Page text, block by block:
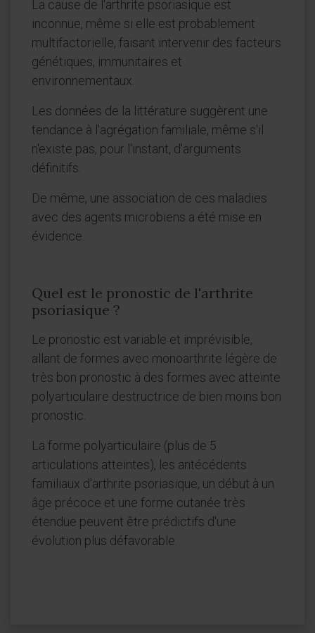
La cause de l'arthrite psoriasique est
inconnue, même si elle est probablement
multifactorielle, faisant intervenir des facteurs
génétiques, immunitaires et
environnementaux.
Les données de la littérature suggèrent une
tendance à l'agrégation familiale, même s'il
n'existe pas, pour l'instant, d'arguments
définitifs.
De même, une association de ces maladies
avec des agents microbiens a été mise en
évidence.
Quel est le pronostic de l'arthrite
psoriasique ?
Le pronostic est variable et imprévisible,
allant de formes avec monoarthrite légère de
très bon pronostic à des formes avec atteinte
polyarticulaire destructrice de bien moins bon
pronostic.
La forme polyarticulaire (plus de 5
articulations atteintes), les antécédents
familiaux d'arthrite psoriasique, un début à un
âge précoce et une forme cutanée très
étendue peuvent être prédictifs d'une
évolution plus défavorable.